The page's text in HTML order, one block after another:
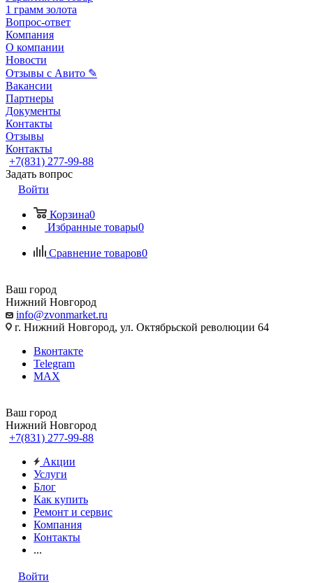
1 грамм золота
Вопрос-ответ
Компания
О компании
Новости
Отзывы с Авито ✎
Вакансии
Партнеры
Документы
Контакты
Отзывы
Контакты
+7(831) 277-99-88
Задать вопрос
Войти
Корзина0
Избранные товары0
Сравнение товаров0
Ваш город
Нижний Новгород
info@zvonmarket.ru
г. Нижний Новгород, ул. Октябрьской революции 64
Вконтакте
Telegram
MAX
Ваш город
Нижний Новгород
+7(831) 277-99-88
Акции
Услуги
Блог
Как купить
Ремонт и сервис
Компания
Контакты
...
Войти